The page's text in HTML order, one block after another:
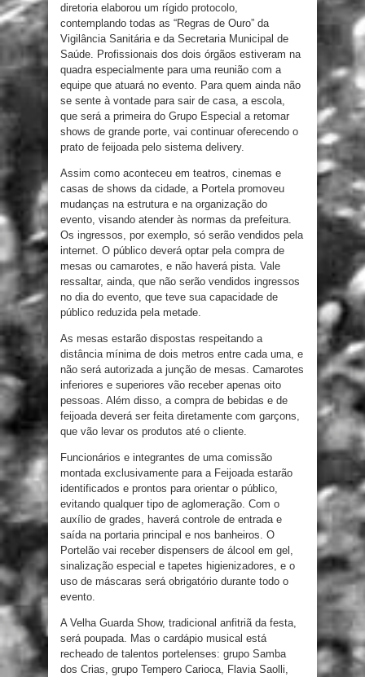
diretoria elaborou um rígido protocolo,
contemplando todas as “Regras de Ouro” da
Vigilância Sanitária e da Secretaria Municipal de
Saúde. Profissionais dos dois órgãos estiveram na
quadra especialmente para uma reunião com a
equipe que atuará no evento. Para quem ainda não
se sente à vontade para sair de casa, a escola,
que será a primeira do Grupo Especial a retomar
shows de grande porte, vai continuar oferecendo o
prato de feijoada pelo sistema delivery.
Assim como aconteceu em teatros, cinemas e
casas de shows da cidade, a Portela promoveu
mudanças na estrutura e na organização do
evento, visando atender às normas da prefeitura.
Os ingressos, por exemplo, só serão vendidos pela
internet. O público deverá optar pela compra de
mesas ou camarotes, e não haverá pista. Vale
ressaltar, ainda, que não serão vendidos ingressos
no dia do evento, que teve sua capacidade de
público reduzida pela metade.
As mesas estarão dispostas respeitando a
distância mínima de dois metros entre cada uma, e
não será autorizada a junção de mesas. Camarotes
inferiores e superiores vão receber apenas oito
pessoas. Além disso, a compra de bebidas e de
feijoada deverá ser feita diretamente com garçons,
que vão levar os produtos até o cliente.
Funcionários e integrantes de uma comissão
montada exclusivamente para a Feijoada estarão
identificados e prontos para orientar o público,
evitando qualquer tipo de aglomeração. Com o
auxílio de grades, haverá controle de entrada e
saída na portaria principal e nos banheiros. O
Portelão vai receber dispensers de álcool em gel,
sinalização especial e tapetes higienizadores, e o
uso de máscaras será obrigatório durante todo o
evento.
A Velha Guarda Show, tradicional anfitriã da festa,
será poupada. Mas o cardápio musical está
recheado de talentos portelenses: grupo Samba
dos Crias, grupo Tempero Carioca, Flavia Saolli,